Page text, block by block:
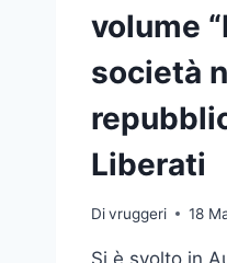
volume
società
Liberati
Divruggeri 18
Si è svolto in